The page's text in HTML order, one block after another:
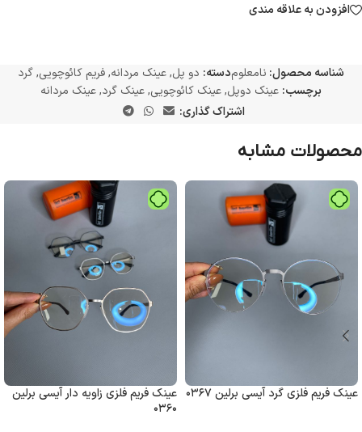
افزودن به علاقه مندی
شناسه محصول: نامعلومدسته: دو پل,عینک مردانه,فریم کائوچویی,گرد
برچسب: عینک دوپل,عینک کائوچویی,عینک گرد,عینک مردانه
اشتراک گذاری:
محصولات مشابه
عینک فریم فلزی گرد آیسی برلین ۰۳۶۷
عینک فریم فلزی زاویه دار آیسی برلین
۰۳۶۰